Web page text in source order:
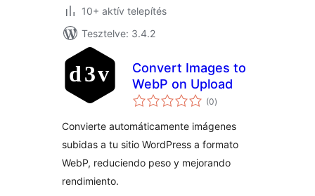
10+ aktív telepítés
Tesztelve: 3.4.2
Convert Images to
WebP on Upload
(0értékelés
összesen
)
Convierte automáticamente imágenes
subidas a tu sitio WordPress a formato
WebP, reduciendo peso y mejorando
rendimiento.